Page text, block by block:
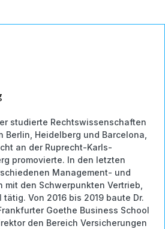
studierte Rechtswissenschaften
Berlin, Heidelberg und Barcelona,
an der Ruprecht-Karls-
promovierte. In den letzten
Management- und
mit den Schwerpunkten Vertrieb,
tätig. Von 2016 bis 2019 baute Dr.
Goethe Business School
den Bereich Versicherungen